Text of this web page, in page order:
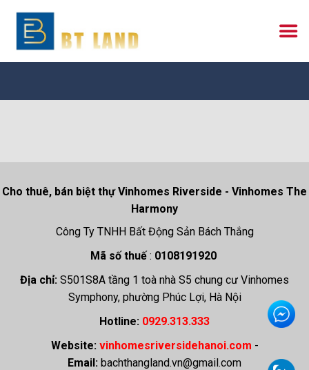
content
Cho thuê, bán biệt thự Vinhomes Riverside - Vinhomes The
Harmony
Công Ty TNHH Bất Động Sản Bách Thắng
Mã số thuế: 0108191920
Địa chỉ: S501S8A tầng 1 toà nhà S5 chung cư Vinhomes
Symphony, phường Phúc Lợi, Hà Nội
Hotline: 0929.313.333
Website: vinhomesriversidehanoi.com -
Email: bachthangland.vn@gmail.com